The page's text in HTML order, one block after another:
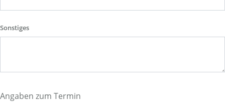
Sonstiges
Angaben zum Termin